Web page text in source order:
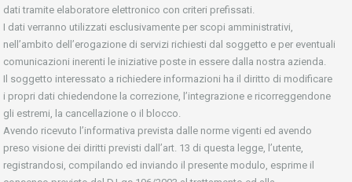
dati tramite elaboratore elettronico con criteri prefissati.
I dati verranno utilizzati esclusivamente per scopi amministrativi,
nell’ambito dell’erogazione di servizi richiesti dal soggetto e per eventuali
comunicazioni inerenti le iniziative poste in essere dalla nostra azienda.
Il soggetto interessato a richiedere informazioni ha il diritto di modificare
i propri dati chiedendone la correzione, l’integrazione e ricorreggendone
gli estremi, la cancellazione o il blocco.
Avendo ricevuto l’informativa prevista dalle norme vigenti ed avendo
preso visione dei diritti previsti dall’art. 13 di questa legge, l’utente,
registrandosi, compilando ed inviando il presente modulo, esprime il